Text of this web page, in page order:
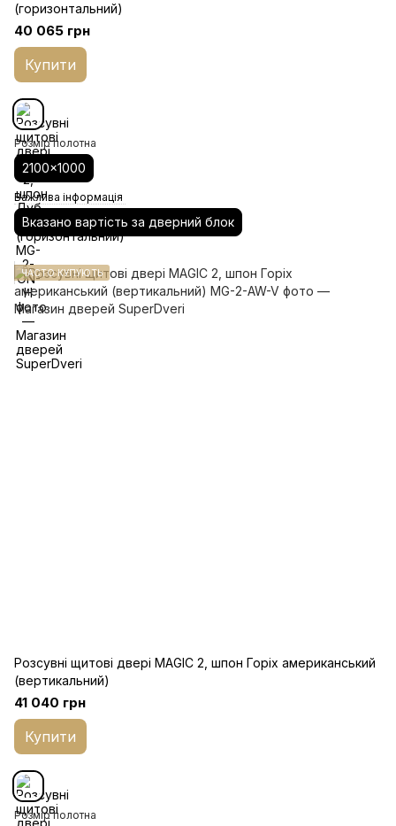
(горизонтальний)
40 065 грн
Купити
Розмір полотна
2100x1000
Важлива інформація
Вказано вартість за дверний блок
ЧАСТО КУПУЮТЬ
Розсувні щитові двері MAGIC 2, шпон Горіх американський
(вертикальний)
41 040 грн
Купити
Розмір полотна